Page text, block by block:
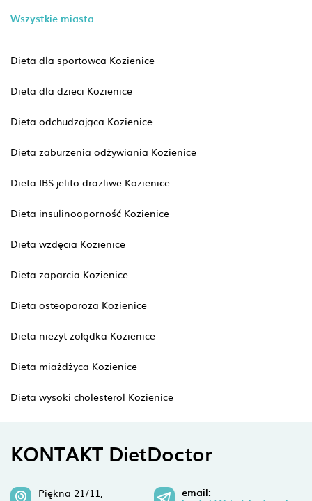
Wszystkie miasta
Dieta dla sportowca Kozienice
Dieta dla dzieci Kozienice
Dieta odchudzająca Kozienice
Dieta zaburzenia odżywiania Kozienice
Dieta IBS jelito drażliwe Kozienice
Dieta insulinooporność Kozienice
Dieta wzdęcia Kozienice
Dieta zaparcia Kozienice
Dieta osteoporoza Kozienice
Dieta nieżyt żołądka Kozienice
Dieta miażdżyca Kozienice
Dieta wysoki cholesterol Kozienice
KONTAKT DietDoctor
Piękna 21/11,
email: